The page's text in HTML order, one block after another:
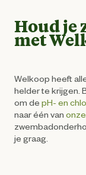
Houd je
met
Welkoop heeft
helder te krijgen.
om de pH- en
naar één van
je graag.